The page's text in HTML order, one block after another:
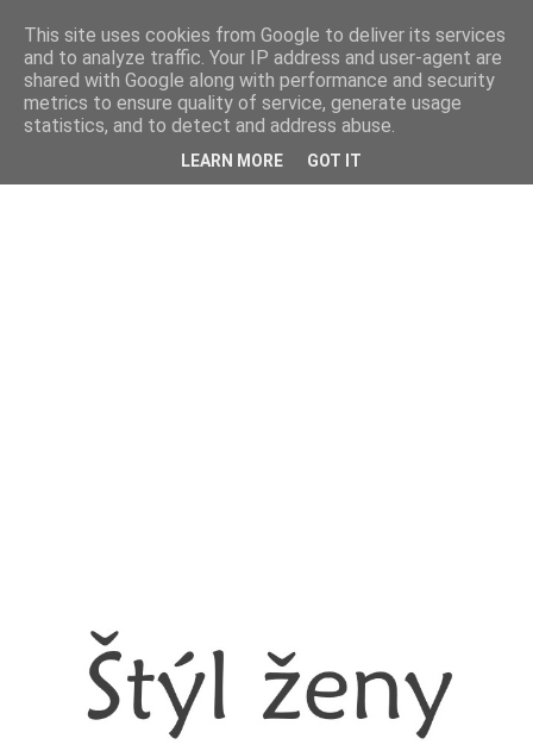
This site uses cookies from Google to deliver its services
and to analyze traffic. Your IP address and user-agent are
shared with Google along with performance and security
metrics to ensure quality of service, generate usage
statistics, and to detect and address abuse.
LEARN MORE GOT IT